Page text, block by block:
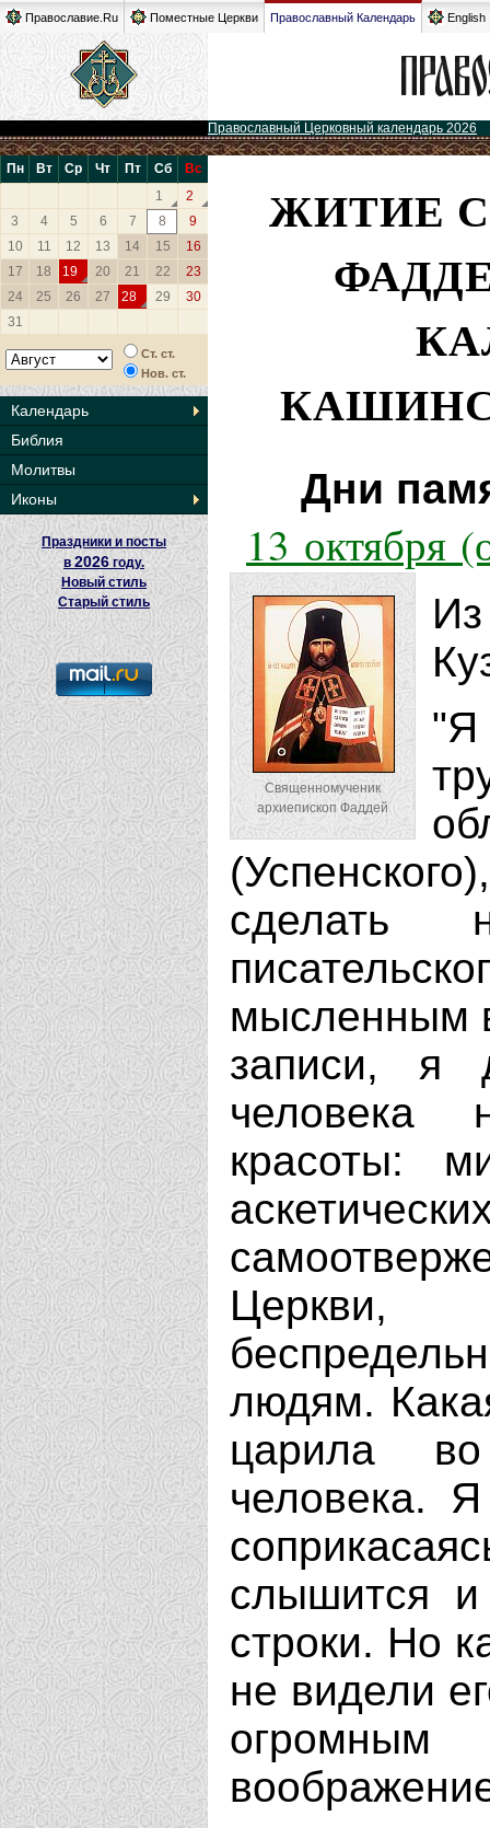
Православие.Ru Поместные Церкви Православный Календарь English
Православный Церковный календарь 2026
Пн Вт Ср Чт Пт Сб
Вс
1
2
3
4 5 6 7 8
9
10
11 12 13 14 15
16
17
18 19 20 21 22
23
24
25 26 27 28 29
30
31
Ст. ст.
Нов. ст.
Календарь
Библия
Молитвы
Иконы
Праздники и посты
в 2026 году.
Новый стиль
Старый стиль
ЖИТИЕ
Дни
13 октября
Священномученик
архиепископ Фаддей
"Я
сделать
мысленным
записи, я
человека
красоты:
Церкви,
людям.
царила
человека.
слышится
строки. Но
не видели